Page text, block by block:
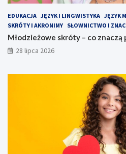
EDUKACJA JĘZYK I LINGWISTYKA JĘZYK
SKRÓTY I AKRONIMY SŁOWNICTWO I
Młodzieżowe skróty – co
28 lipca 2026